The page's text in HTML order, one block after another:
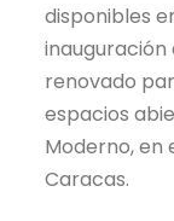
disponibles
inauguración
renovado
espacios
Moderno, en
Caracas.